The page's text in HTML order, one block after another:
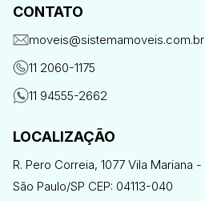
CONTATO
moveis@sistemamoveis.com.br
11 2060-1175
11 94555-2662
LOCALIZAÇÃO
R. Pero Correia, 1077 Vila Mariana -
São Paulo/SP CEP: 04113-040